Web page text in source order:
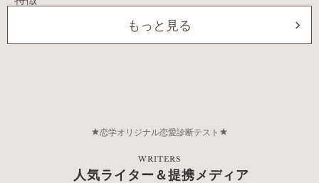
もっと見る
恋学オリジナル恋愛診断テスト
WRITERS
人気ライター＆提携メディア